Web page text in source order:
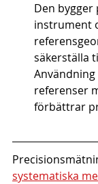
Den bygger
instrument
säkerställa
referenser
förbättrar
systematiska